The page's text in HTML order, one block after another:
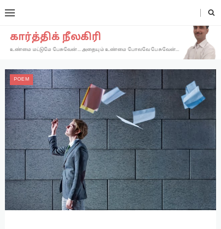
கார்த்திக் நீலகிரி
உண்மை மட்டுமே பேசுவேன்… அதையும் உண்மை போலவே பேசுவேன்…
POEM